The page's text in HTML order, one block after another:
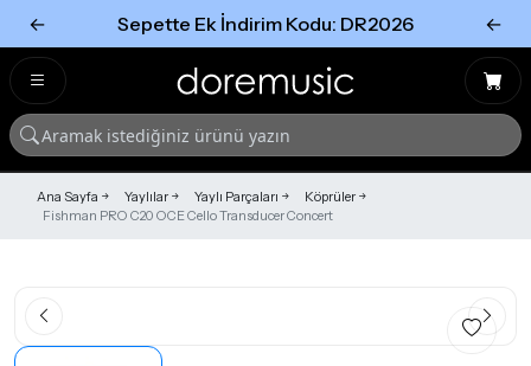
← Sepette Ek İndirim Kodu: DR2026 ←
Ana Sayfa Yaylılar Yaylı Parçaları
Köprüler
Fishman PRO C20 OCE Cello Transducer Concert
Tümünü Gör
Tümünü gör